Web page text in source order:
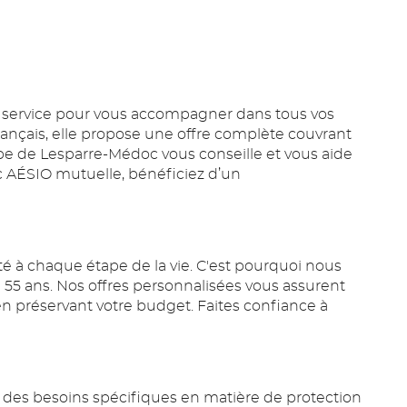
pour vous accompagner dans tous vos
elle propose une offre complète couvrant
de Lesparre-Médoc vous conseille et vous aide
mutuelle, bénéficiez d’un
à chaque étape de la vie. C'est pourquoi nous
ans. Nos offres personnalisées vous assurent
préservant votre budget. Faites confiance à
besoins spécifiques en matière de protection